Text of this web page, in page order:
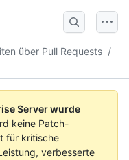
über Pull Requests /
Server wurde
keine Patch-
für kritische
verbesserte